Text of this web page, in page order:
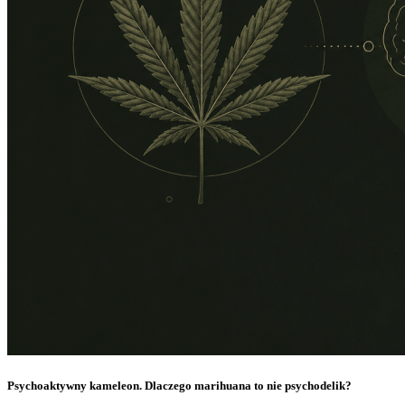
Psychoaktywny kameleon. Dlaczego marihuana to nie psychodelik?